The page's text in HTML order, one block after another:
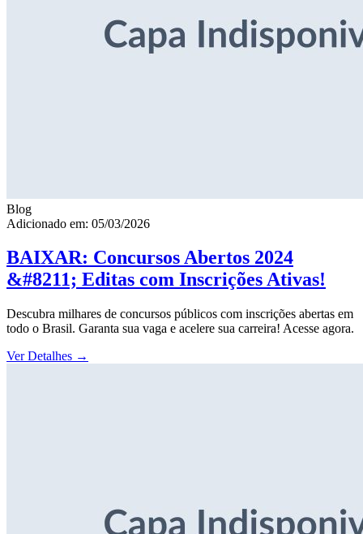
Blog
Adicionado em: 05/03/2026
BAIXAR: Concursos Abertos 2024
&#8211; Editas com Inscrições Ativas!
Descubra milhares de concursos públicos com inscrições abertas em
todo o Brasil. Garanta sua vaga e acelere sua carreira! Acesse agora.
Ver Detalhes →